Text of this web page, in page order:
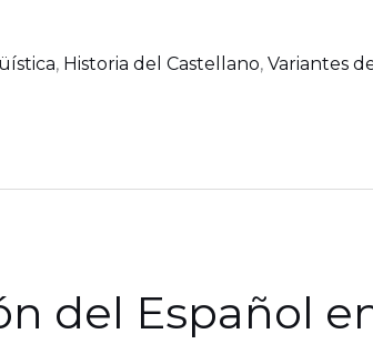
, Historia del Castellano, Variantes
del Español